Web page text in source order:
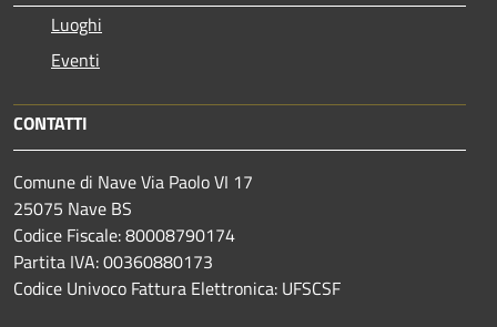
Luoghi
Eventi
CONTATTI
Comune di Nave Via Paolo VI 17
25075 Nave BS
Codice Fiscale: 80008790174
Partita IVA: 00360880173
Codice Univoco Fattura Elettronica: UFSCSF